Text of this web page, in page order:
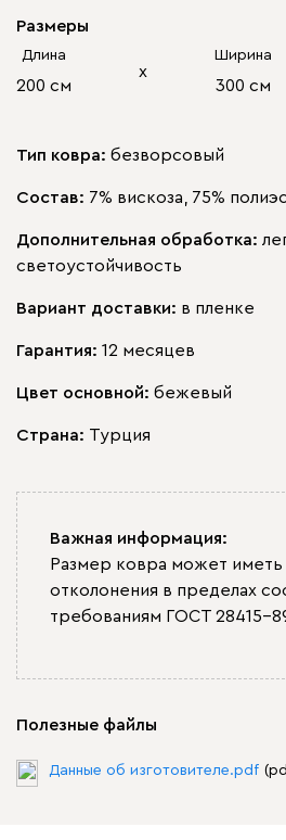
Размеры
Длина
200 см
х
Ширина
300 см
Тип ковра: безворсовый
Состав: 7% вискоза, 75%
Дополнительная обработка:
светоустойчивость
Вариант доставки: в пленке
Гарантия: 12 месяцев
Цвет основной: бежевый
Страна: Турция
Важная информация:
Размер ковра может иметь
отколонения в пределах
требованиям ГОСТ 28415-
Полезные файлы
Данные об изготовителе.pdf